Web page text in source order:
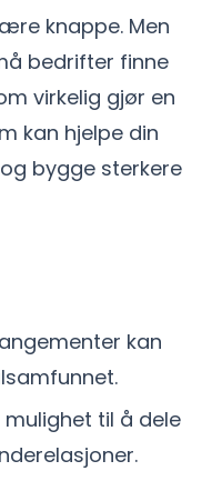
knappe. Men
bedrifter finne
virkelig gjør en
kan hjelpe din
bygge sterkere
kan
til å dele